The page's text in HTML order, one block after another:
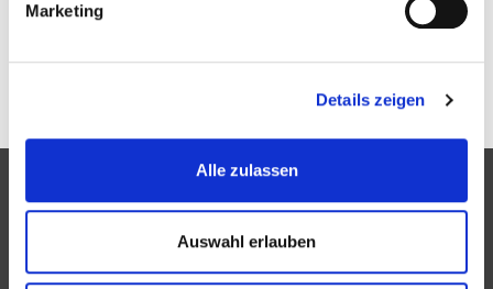
Marketing
Details zeigen
Alle zulassen
Auswahl erlauben
Partner